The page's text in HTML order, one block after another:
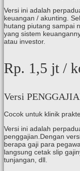
Versi ini adalah
keuangan / akunting.
hutang piutang sampai
yang sistem
atau investor.
Rp. 1,5 jt /
Versi
Cocok untuk klinik
Versi ini adalah
penggajian.Dengan
berapa gaji para
langsung cetak slip
tunjangan, dll.